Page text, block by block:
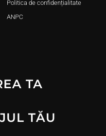
Politica de confidențialitate
ANPC
TA
TĂU